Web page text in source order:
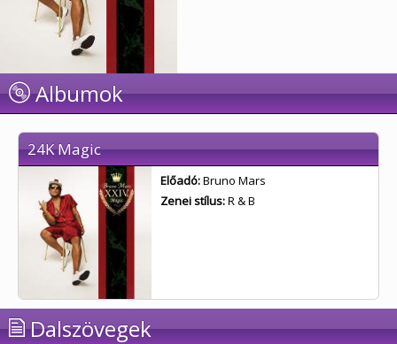
Albumok
24K Magic
Előadó:Bruno Mars
Zenei stílus:R & B
Dalszövegek